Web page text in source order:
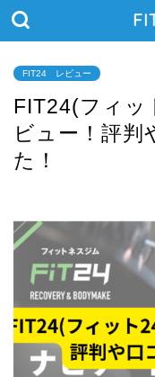
FIT24 レビュー
FIT24(フィッ
ビュー！評判
た！